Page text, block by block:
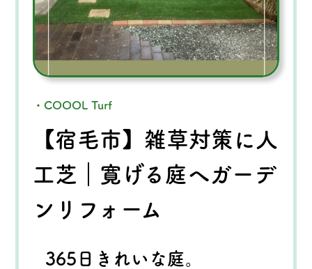
・COOOL Turf
【宿毛市】雑草対策に人
工芝｜寛げる庭へガーデ
ンリフォーム
365日きれいな庭。